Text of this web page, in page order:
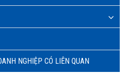
NGHIỆP CÓ LIÊN QUAN